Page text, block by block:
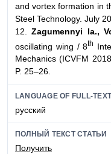
and vortex formation in
Steel Technology. July
12.
Zagumennyi Ia.,
oscillating wing / 8th
Mechanics (ICVFM
P. 25–26.
LANGUAGE OF FULL-
русский
ПОЛНЫЙ ТЕКСТ СТАТЬИ
Получить